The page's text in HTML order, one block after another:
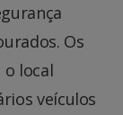
Os
local
veículos